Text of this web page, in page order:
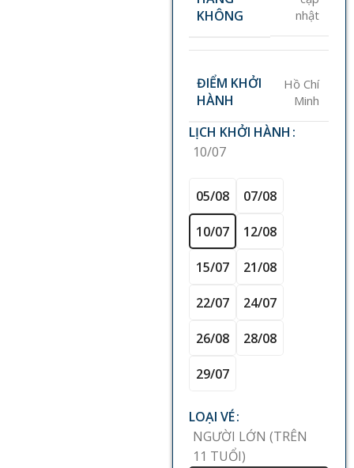
KHÔNG
nhật
ĐIỂM KHỞI
HÀNH
Hồ Chí
Minh
LỊCH KHỞI HÀNH
10/07
05/08 07/08
10/07 12/08
15/07 21/08
22/07 24/07
26/08 28/08
29/07
LOẠI VÉ
NGƯỜI LỚN (TRÊN
11 TUỔI)